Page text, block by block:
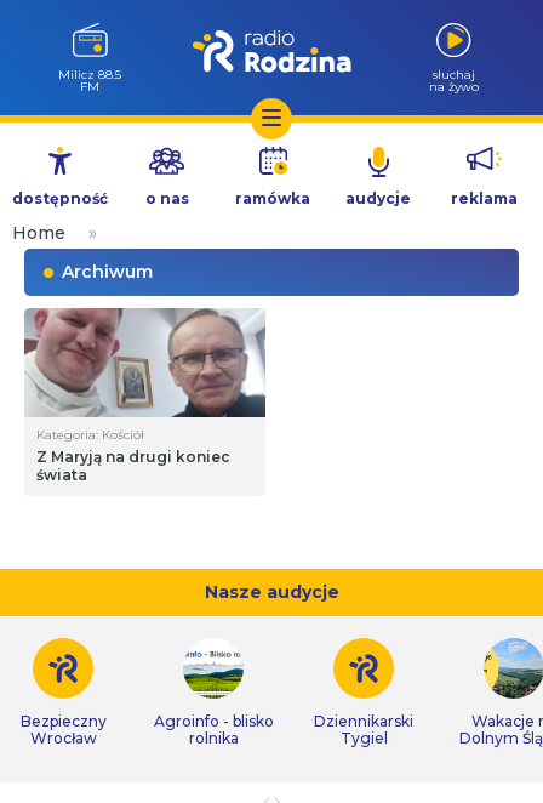
Przejdź
treści
Milicz 88.5
FM
słuchaj
na żywo
dostępność o nas ramówka audycje reklama
Home
»
Archiwum
Kategoria: Kościół
Z Maryją na drugi koniec
świata
Nasze audycje
Bezpieczny
Wrocław
Agroinfo - blisko
rolnika
Dziennikarski
Tygiel
Wakacje
Dolnym